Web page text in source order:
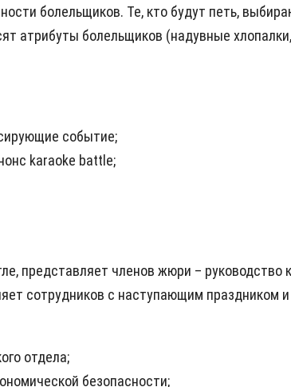
болельщиков. Те, кто будут петь,
атрибуты болельщиков (надувные
событие;
karaoke battle;
представляет членов жюри –
сотрудников с наступающим
отдела;
безопасности;